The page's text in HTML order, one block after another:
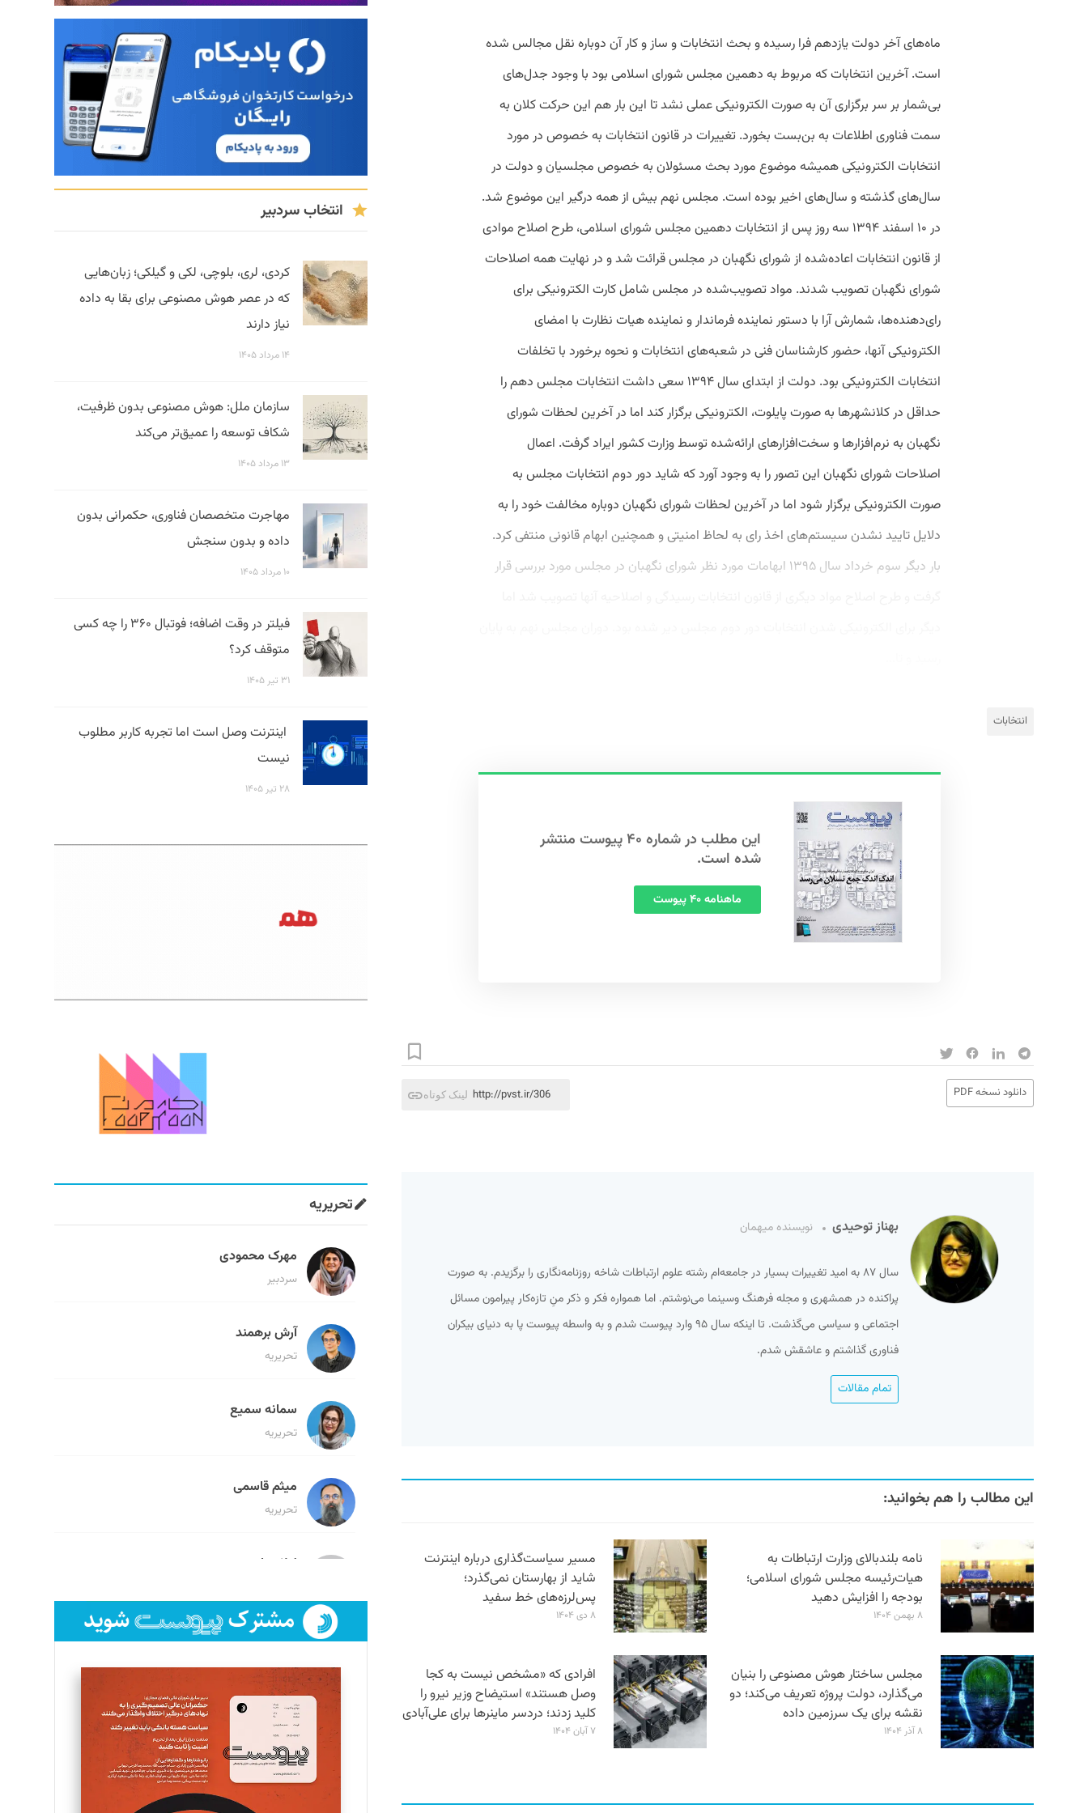
ماه‌های آخر دولت یازدهم فرا رسیده و بحث انتخابات و ساز و کار آن دوباره نقل مجالس شده
است. آخرین انتخابات که مربوط به دهمین مجلس شورای اسلامی بود با وجود جدل‌های
بی‌شمار بر سر برگزاری آن به صورت الکترونیکی عملی نشد تا این بار هم این حرکت کلان به
سمت فناوری اطلاعات به بن‌بست بخورد. تغییرات در قانون انتخابات به خصوص در مورد
انتخابات الکترونیکی همیشه موضوع مورد بحث مسئولان به خصوص مجلسیان و دولت در
سال‌های گذشته و سال‌های اخیر بوده است. مجلس نهم بیش از همه درگیر این موضوع شد.
در ۱۰ اسفند ۱۳۹۴ سه روز پس از انتخابات دهمین مجلس شورای اسلامی، طرح اصلاح موادی
از قانون انتخابات اعاده‌شده از شورای نگهبان در مجلس قرائت شد و در نهایت همه اصلاحات
شورای نگهبان تصویب شدند. مواد تصویب‌شده در مجلس شامل کارت الکترونیکی برای
رای‌دهنده‌ها، شمارش آرا با دستور نماینده فرماندار و نماینده هیات نظارت با امضای
الکترونیکی آنها، حضور کارشناسان فنی در شعبه‌های انتخابات و نحوه برخورد با تخلفات
انتخابات الکترونیکی بود. دولت از ابتدای سال ۱۳۹۴ سعی داشت انتخابات مجلس دهم را
حداقل در کلانشهرها به صورت پایلوت، الکترونیکی برگزار کند اما در آخرین لحظات شورای
نگهبان به نرم‌افزارها و سخت‌افزارهای ارائه‌شده توسط وزارت کشور ایراد گرفت. اعمال
اصلاحات شورای نگهبان این تصور را به وجود آورد که شاید دور دوم انتخابات مجلس به
صورت الکترونیکی برگزار شود اما در آخرین لحظات شورای نگهبان دوباره مخالفت خود را به
دلایل تایید نشدن سیستم‌های اخذ رای به لحاظ امنیتی و همچنین ابهام قانونی منتفی کرد.
بار دیگر سوم خرداد سال ۱۳۹۵ ابهامات مورد نظر شورای نگهبان در مجلس مورد بررسی قرار
انتخابات
این مطلب در شماره ۴۰ پیوست منتشر
شده است.
ماهنامه ۴۰ پیوست
دانلود نسخه PDF لینک کوتاه http://pvst.ir/306
بهناز توحیدی نویسنده میهمان
سال ۸۷ به امید تغییرات بسیار در جامعه‌ام رشته علوم ارتباطات شاخه روزنامه‌نگاری را برگزیدم. به صورت
پراکنده در همشهری و مجله فرهنگ وسینما می‌نوشتم. اما همواره فکر و ذکر منِ تازه‌کار پیرامون مسائل
اجتماعی و سیاسی می‌گذشت. تا اینکه سال ۹۵ وارد پیوست شدم و به واسطه پیوست پا به دنیای بیکران
فناوری گذاشتم و عاشقش شدم.
تمام مقالات
این مطالب را هم بخوانید:
نامه بلندبالای وزارت ارتباطات به
هیات‌رئیسه مجلس شورای اسلامی؛
بودجه را افزایش دهید
۸ بهمن ۱۴۰۴
مسیر سیاست‌گذاری درباره اینترنت
شاید از بهارستان نمی‌گذرد؛
پس‌لرزه‌های خط سفید
۸ دی ۱۴۰۴
مجلس ساختار هوش مصنوعی را بنیان
می‌گذارد، دولت پروژه تعریف می‌کند؛ دو
نقشه برای یک سرزمین داده
۸ آذر ۱۴۰۴
افرادی که «مشخص نیست به کجا
وصل هستند» استیضاح وزیر نیرو را
کلید زدند؛ دردسر ماینرها برای علی‌آبادی
۷ آبان ۱۴۰۴
انتخاب سردبیر
کردی، لری، بلوچی، لکی و گیلکی؛ زبان‌هایی
که در عصر هوش مصنوعی برای بقا به داده
نیاز دارند
۱۴ مرداد ۱۴۰۵
سازمان ملل: هوش مصنوعی بدون ظرفیت،
شکاف توسعه را عمیق‌تر می‌کند
۱۳ مرداد ۱۴۰۵
مهاجرت متخصصان فناوری، حکمرانی بدون
داده و بدون سنجش
۱۰ مرداد ۱۴۰۵
فیلتر در وقت اضافه؛ فوتبال ۳۶۰ را چه کسی
متوقف کرد؟
۳۱ تیر ۱۴۰۵
اینترنت وصل است اما تجربه کاربر مطلوب
نیست
۲۸ تیر ۱۴۰۵
تحریریه
مهرک محمودی
سردبیر
آرش برهمند
تحریریه
سمانه سمیع
تحریریه
میثم قاسمی
تحریریه
لیلا حنارود
فائزه فتحی رستمی
تحریریه
سروش کرمیان
تحریریه
مینا پاکدل